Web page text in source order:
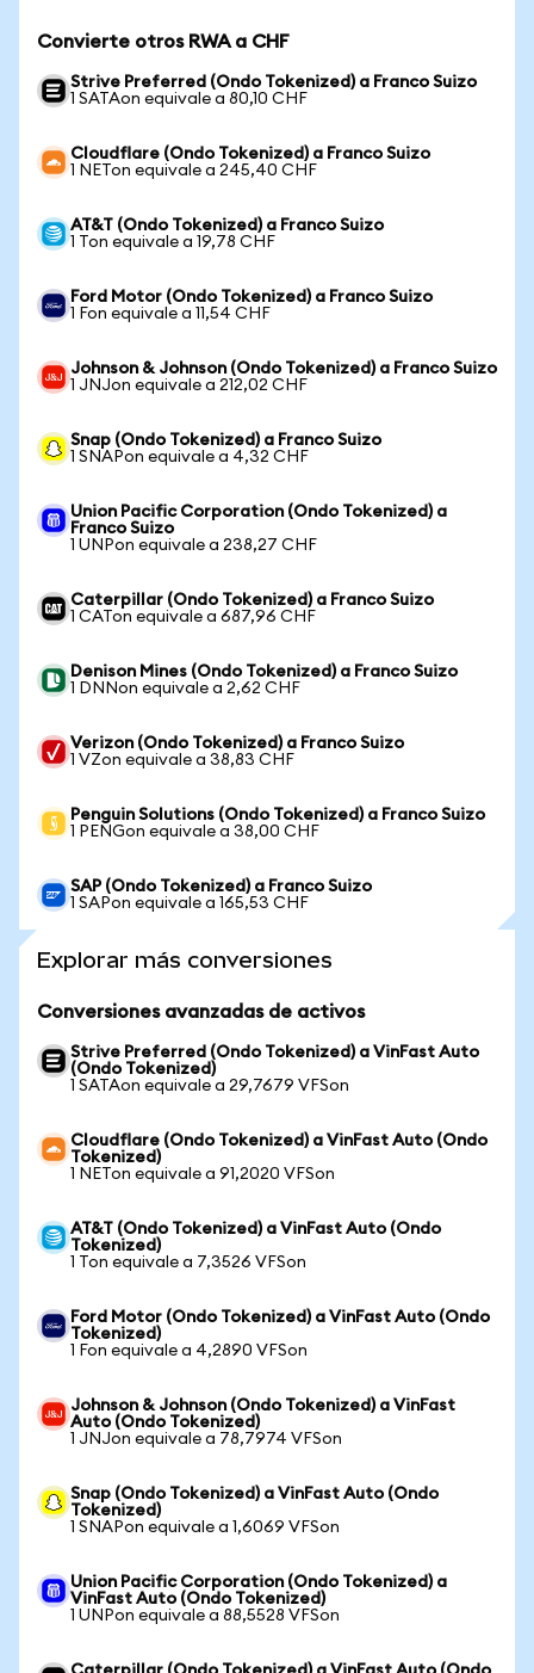
Convierte otros RWA a CHF
Strive Preferred (Ondo Tokenized) a Franco Suizo
1 SATAon equivale a 80,10 CHF
Cloudflare (Ondo Tokenized) a Franco Suizo
1 NETon equivale a 245,40 CHF
AT&T (Ondo Tokenized) a Franco Suizo
1 Ton equivale a 19,78 CHF
Ford Motor (Ondo Tokenized) a Franco Suizo
1 Fon equivale a 11,54 CHF
Johnson & Johnson (Ondo Tokenized) a Franco Suizo
1 JNJon equivale a 212,02 CHF
Snap (Ondo Tokenized) a Franco Suizo
1 SNAPon equivale a 4,32 CHF
Union Pacific Corporation (Ondo Tokenized) a
Franco Suizo
1 UNPon equivale a 238,27 CHF
Caterpillar (Ondo Tokenized) a Franco Suizo
1 CATon equivale a 687,96 CHF
Denison Mines (Ondo Tokenized) a Franco Suizo
1 DNNon equivale a 2,62 CHF
Verizon (Ondo Tokenized) a Franco Suizo
1 VZon equivale a 38,83 CHF
Penguin Solutions (Ondo Tokenized) a Franco Suizo
1 PENGon equivale a 38,00 CHF
SAP (Ondo Tokenized) a Franco Suizo
1 SAPon equivale a 165,53 CHF
Explorar más conversiones
Conversiones avanzadas de activos
Strive Preferred (Ondo Tokenized) a VinFast Auto
(Ondo Tokenized)
1 SATAon equivale a 29,7679 VFSon
Cloudflare (Ondo Tokenized) a VinFast Auto (Ondo
Tokenized)
1 NETon equivale a 91,2020 VFSon
AT&T (Ondo Tokenized) a VinFast Auto (Ondo
Tokenized)
1 Ton equivale a 7,3526 VFSon
Ford Motor (Ondo Tokenized) a VinFast Auto (Ondo
Tokenized)
1 Fon equivale a 4,2890 VFSon
Johnson & Johnson (Ondo Tokenized) a VinFast
Auto (Ondo Tokenized)
1 JNJon equivale a 78,7974 VFSon
Snap (Ondo Tokenized) a VinFast Auto (Ondo
Tokenized)
1 SNAPon equivale a 1,6069 VFSon
Union Pacific Corporation (Ondo Tokenized) a
VinFast Auto (Ondo Tokenized)
1 UNPon equivale a 88,5528 VFSon